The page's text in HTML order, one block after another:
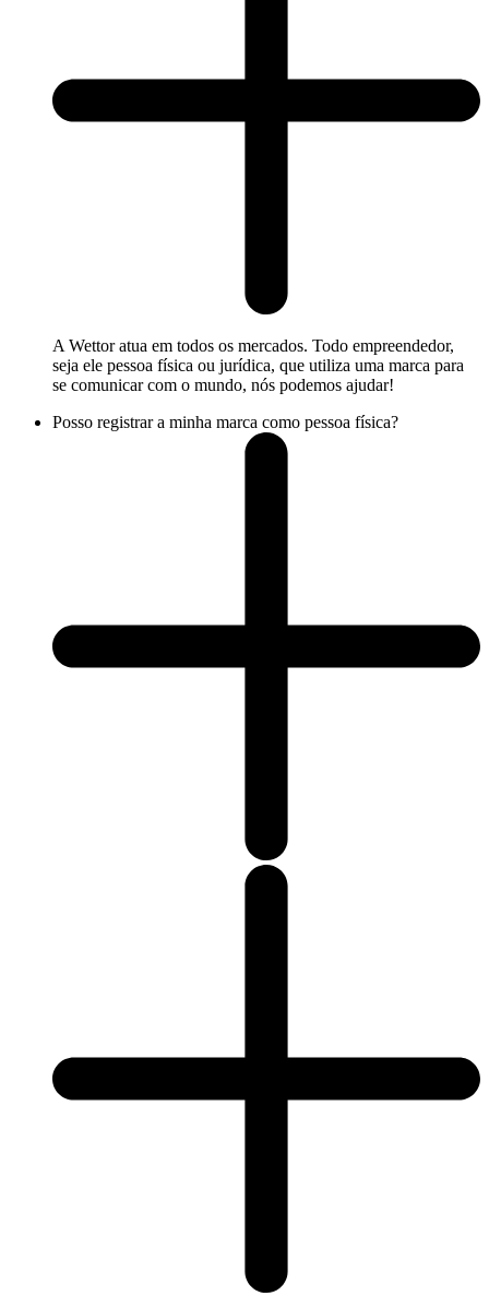
A Wettor atua em todos os mercados. Todo empreendedor,
seja ele pessoa física ou jurídica, que utiliza uma marca para
se comunicar com o mundo, nós podemos ajudar!
Posso registrar a minha marca como pessoa física?